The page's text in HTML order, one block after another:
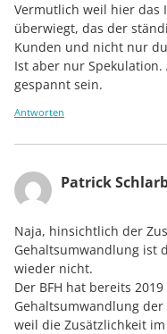
Vermutlich weil hier das
überwiegt, das der
Kunden und nicht nur
Ist aber nur
gespannt sein.
Antworten
Patrick
Naja, hinsichtlich der
Gehaltsumwandlung ist
wieder nicht.
Der BFH hat bereits
Gehaltsumwandlung
weil die Zusätzlichkeit